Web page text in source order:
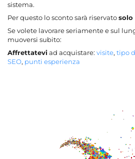
sistema.
Per questo lo sconto sarà riservatosolo
Se volete lavorare seriamente e sul
muoversi subito:
Affrettateviad acquistare: visite, tipo
SEO, punti esperienza